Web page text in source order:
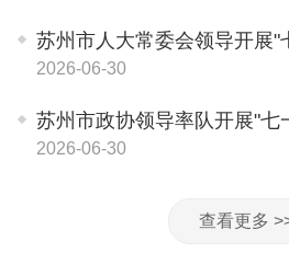
苏州市人大常委会领导开展"
2026-06-30
苏州市政协领导率队开展"七
2026-06-30
查看更多